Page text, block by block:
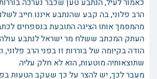
כאמור לעיל, הנתבע טען שכבר נערכה
הרב פלוני, בה קבע שהנתבע איננו חייב
מהמסמך אותו הציגה התובעת בנספחים
העתק המכתב ששלח מר ישראל לנתבע
הודה בקיומה של בוררות זו בפני הרב
שתוצאותיה מוטעות, הוא לא חלק עליה.
מעבר לכך, יש להצר על כך שעקב הטעות